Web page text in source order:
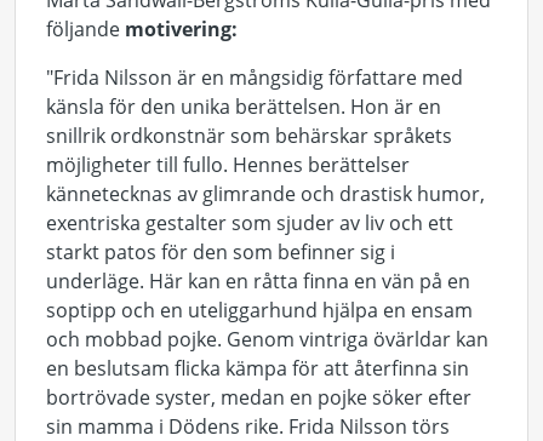
följande motivering:
"Frida Nilsson är en mångsidig författare med
känsla för den unika berättelsen. Hon är en
snillrik ordkonstnär som behärskar språkets
möjligheter till fullo. Hennes berättelser
kännetecknas av glimrande och drastisk humor,
exentriska gestalter som sjuder av liv och ett
starkt patos för den som befinner sig i
underläge. Här kan en råtta finna en vän på en
soptipp och en uteliggarhund hjälpa en ensam
och mobbad pojke. Genom vintriga övärldar kan
en beslutsam flicka kämpa för att återfinna sin
bortrövade syster, medan en pojke söker efter
sin mamma i Dödens rike. Frida Nilsson törs